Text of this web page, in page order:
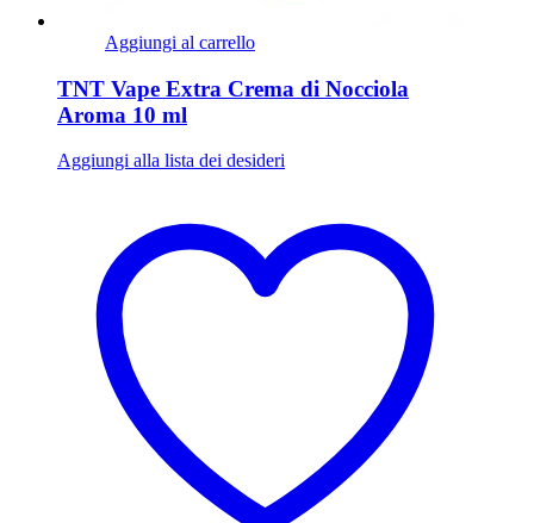
Aggiungi al carrello
TNT Vape Extra Crema di Nocciola
Aroma 10 ml
Aggiungi alla lista dei desideri